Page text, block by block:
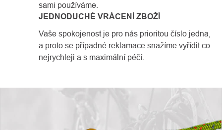
sami používáme.
JEDNODUCHÉ VRÁCENÍ ZBOŽÍ
Vaše spokojenost je pro nás prioritou číslo jedna,
a proto se případné reklamace snažíme vyřídit co
nejrychleji a s maximální péčí.